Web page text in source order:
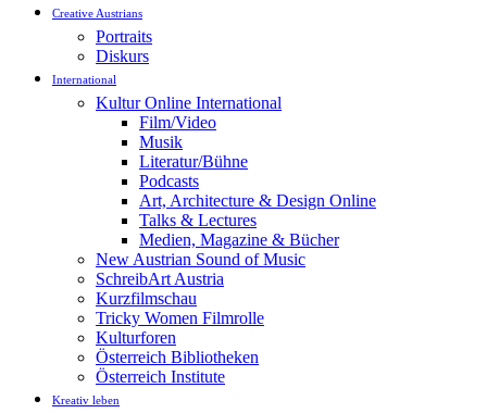
Creative Austrians
Portraits
Diskurs
International
Kultur Online International
Film/Video
Musik
Literatur/Bühne
Podcasts
Art, Architecture & Design Online
Talks & Lectures
Medien, Magazine & Bücher
New Austrian Sound of Music
SchreibArt Austria
Kurzfilmschau
Tricky Women Filmrolle
Kulturforen
Österreich Bibliotheken
Österreich Institute
Kreativ leben